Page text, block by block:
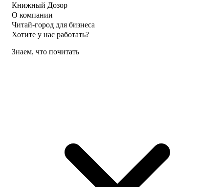
Книжный Дозор
О компании
Читай-город для бизнеса
Хотите у нас работать?
Знаем, что почитать